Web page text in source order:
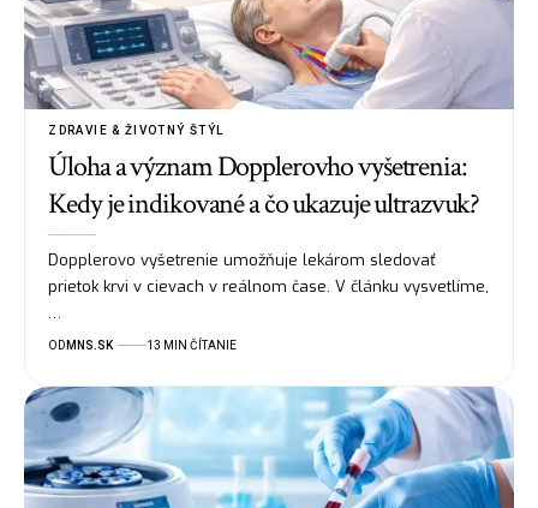
ZDRAVIE & ŽIVOTNÝ ŠTÝL
Úloha a význam Dopplerovho vyšetrenia:
Kedy je indikované a čo ukazuje ultrazvuk?
Dopplerovo vyšetrenie umožňuje lekárom sledovať
prietok krvi v cievach v reálnom čase. V článku vysvetlíme,
…
OD MNS.SK 13 MIN ČÍTANIE